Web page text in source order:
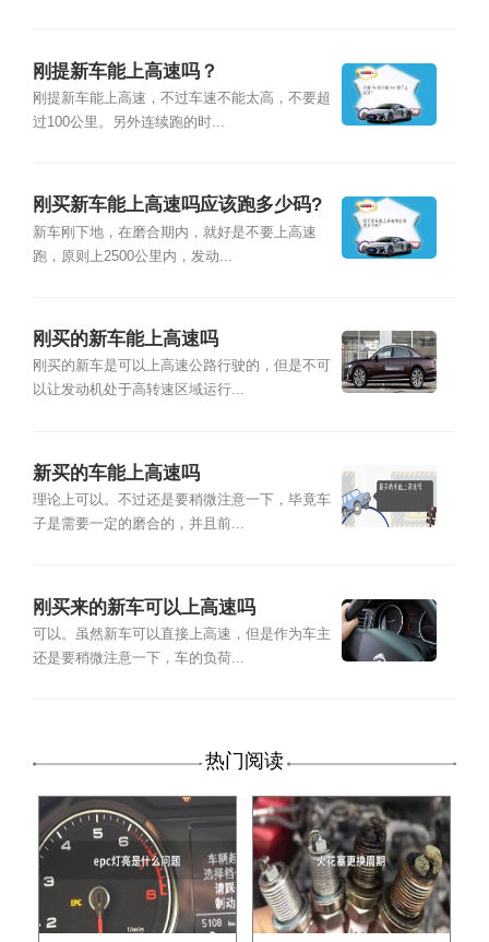
刚提新车能上高速吗？
刚提新车能上高速，不过车速不能太高，不要超
过100公里。另外连续跑的时...
刚买新车能上高速吗应该跑多少码?
新车刚下地，在磨合期内，就好是不要上高速
跑，原则上2500公里内，发动...
刚买的新车能上高速吗
刚买的新车是可以上高速公路行驶的，但是不可
以让发动机处于高转速区域运行...
新买的车能上高速吗
理论上可以。不过还是要稍微注意一下，毕竟车
子是需要一定的磨合的，并且前...
刚买来的新车可以上高速吗
可以。虽然新车可以直接上高速，但是作为车主
还是要稍微注意一下，车的负荷...
热门阅读